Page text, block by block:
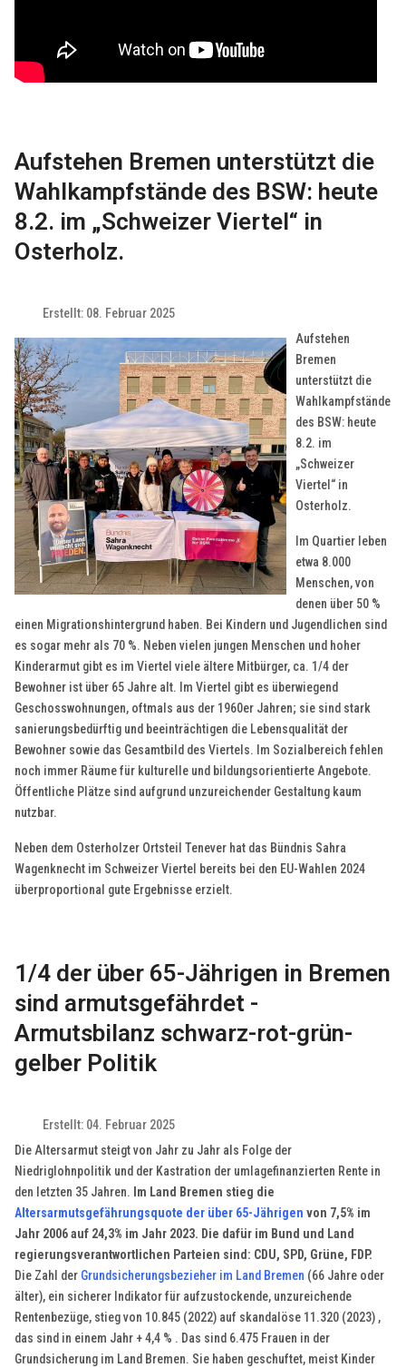
Aufstehen Bremen unterstützt die
Wahlkampfstände des BSW: heute
8.2. im „Schweizer Viertel“ in
Osterholz.
Erstellt: 08. Februar 2025
Aufstehen
Bremen
unterstützt die
Wahlkampfstände
des BSW: heute
8.2. im
„Schweizer
Viertel“ in
Osterholz.
Im Quartier leben
etwa 8.000
Menschen, von
denen über 50 %
einen Migrationshintergrund haben. Bei Kindern und Jugendlichen sind
es sogar mehr als 70 %. Neben vielen jungen Menschen und hoher
Kinderarmut gibt es im Viertel viele ältere Mitbürger, ca. 1/4 der
Bewohner ist über 65 Jahre alt. Im Viertel gibt es überwiegend
Geschosswohnungen, oftmals aus der 1960er Jahren; sie sind stark
sanierungsbedürftig und beeinträchtigen die Lebensqualität der
Bewohner sowie das Gesamtbild des Viertels. Im Sozialbereich fehlen
noch immer Räume für kulturelle und bildungsorientierte Angebote.
Öffentliche Plätze sind aufgrund unzureichender Gestaltung kaum
nutzbar.
Neben dem Osterholzer Ortsteil Tenever hat das Bündnis Sahra
Wagenknecht im Schweizer Viertel bereits bei den EU-Wahlen 2024
überproportional gute Ergebnisse erzielt.
1/4 der über 65-Jährigen in Bremen
sind armutsgefährdet -
Armutsbilanz schwarz-rot-grün-
gelber Politik
Erstellt: 04. Februar 2025
Die Altersarmut steigt von Jahr zu Jahr als Folge der
Niedriglohnpolitik und der Kastration der umlagefinanzierten Rente in
den letzten 35 Jahren. Im Land Bremen stieg die
Altersarmutsgefährungsquote der über 65-Jährigen von 7,5% im
Jahr 2006 auf 24,3% im Jahr 2023. Die dafür im Bund und Land
regierungsverantwortlichen Parteien sind: CDU, SPD, Grüne, FDP.
Die Zahl der Grundsicherungsbezieher im Land Bremen (66 Jahre oder
älter), ein sicherer Indikator für aufzustockende, unzureichende
Rentenbezüge, stieg von 10.845 (2022) auf skandalöse 11.320 (2023) ,
das sind in einem Jahr + 4,4 % . Das sind 6.475 Frauen in der
Grundsicherung im Land Bremen. Sie haben geschuftet, meist Kinder